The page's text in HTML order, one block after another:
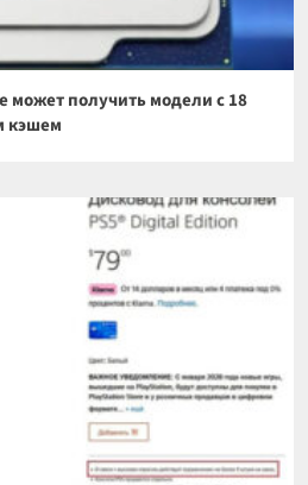
может получить модели с 18
кэшем